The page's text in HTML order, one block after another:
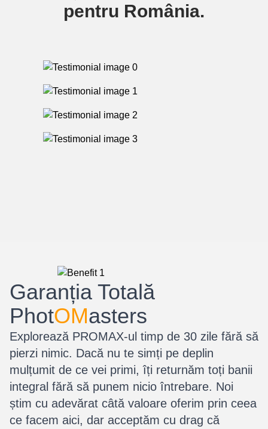
pentru România.
Garanția Totală
PhotOMasters
Explorează PROMAX-ul timp de 30 zile fără să
pierzi nimic. Dacă nu te simți pe deplin
mulțumit de ce vei primi, îți returnăm toți banii
integral fără să punem nicio întrebare. Noi
știm cu adevărat câtă valoare oferim prin ceea
ce facem aici, dar acceptăm cu drag că